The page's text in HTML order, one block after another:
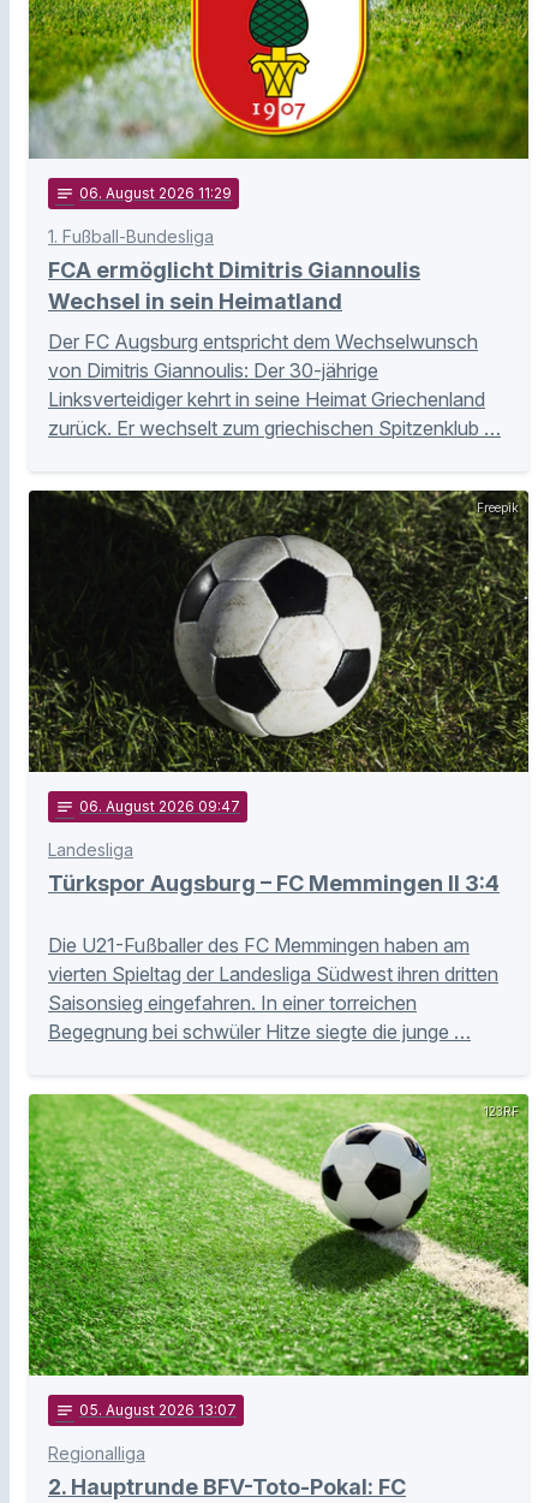
notes 06. August 2026 11:29
1. Fußball-Bundesliga
FCA ermöglicht Dimitris Giannoulis
Wechsel in sein Heimatland
Der FC Augsburg entspricht dem Wechselwunsch
von Dimitris Giannoulis: Der 30-jährige
Linksverteidiger kehrt in seine Heimat Griechenland
zurück. Er wechselt zum griechischen Spitzenklub …
Freepik
notes 06. August 2026 09:47
Landesliga
Türkspor Augsburg – FC Memmingen II 3:4
Die U21-Fußballer des FC Memmingen haben am
vierten Spieltag der Landesliga Südwest ihren dritten
Saisonsieg eingefahren. In einer torreichen
Begegnung bei schwüler Hitze siegte die junge …
123RF
notes 05. August 2026 13:07
Regionalliga
2. Hauptrunde BFV-Toto-Pokal: FC